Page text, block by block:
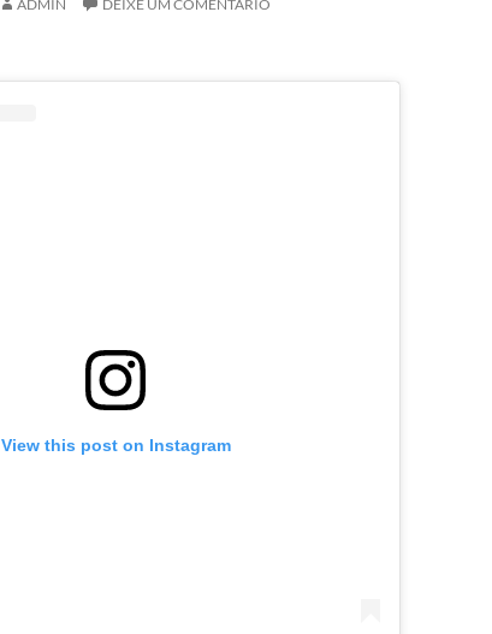
ADMIN DEIXE UM COMENTÁRIO
View this post on Instagram